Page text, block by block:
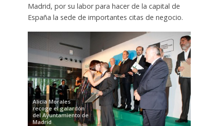
Madrid, por su labor para hacer de la capital de
España la sede de importantes citas de negocio.
Alicia Morales
recoge el galardón
del Ayuntamiento de
Madrid